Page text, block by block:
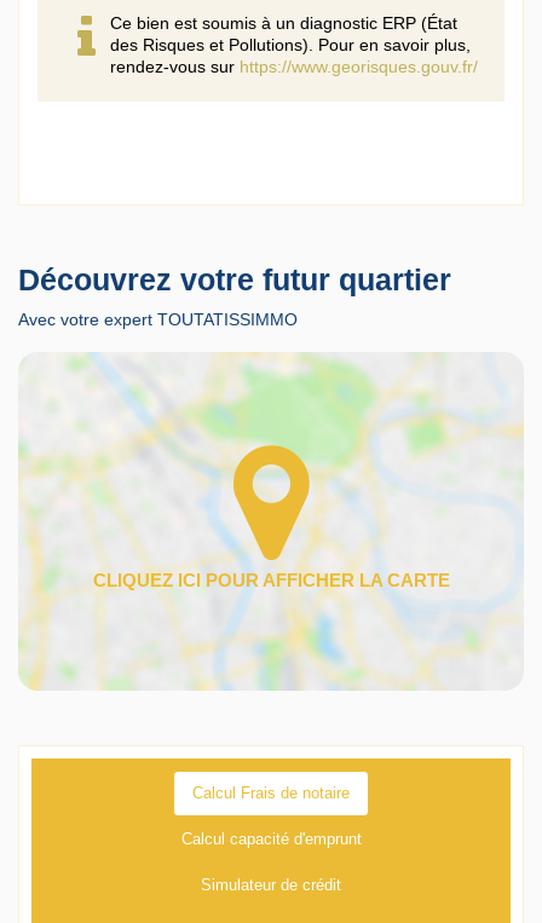
Ce bien est soumis à un diagnostic ERP (État
des Risques et Pollutions). Pour en savoir plus,
rendez-vous sur https://www.georisques.gouv.fr/
Découvrez votre futur quartier
Avec votre expert TOUTATISSIMMO
Calcul Frais de notaire
Calcul capacité d'emprunt
Simulateur de crédit